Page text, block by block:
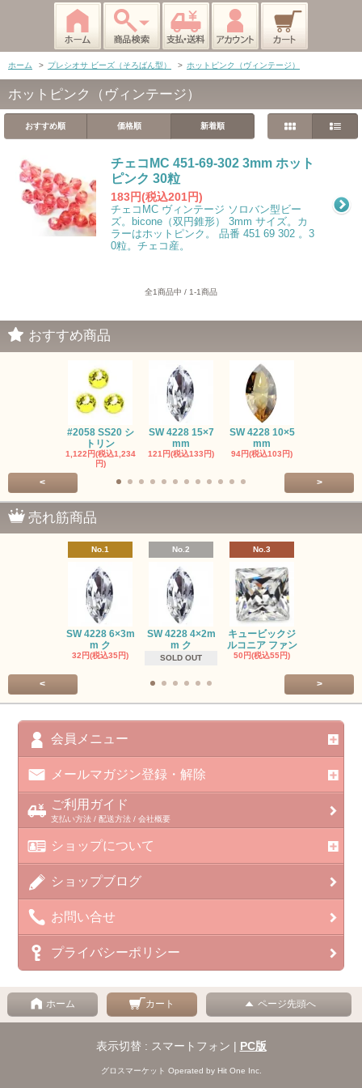
ホーム > プレシオサ ビーズ（そろばん型） > ホットピンク（ヴィンテージ）
ホットピンク（ヴィンテージ）
おすすめ順 価格順 新着順
チェコMC 451-69-302 3mm ホット
ピンク 30粒
183円(税込201円)
チェコMC ヴィンテージ ソロバン型ビー
ズ。bicone（双円錐形） 3mm サイズ。カ
ラーはホットピンク。 品番 451 69 302 。3
0粒。チェコ産。
全1商品中 / 1-1商品
おすすめ商品
#2058 SS20 シ
トリン
1,122円(税込1,234
円)
SW 4228 15×7
mm
121円(税込133円)
SW 4228 10×5
mm
94円(税込103円)
< >
売れ筋商品
No.1
SW 4228 6×3m
m ク
32円(税込35円)
No.2
SW 4228 4×2m
m ク
SOLD OUT
No.3
キュービックジ
ルコニア ファン
50円(税込55円)
< >
会員メニュー
メールマガジン登録・解除
ご利用ガイド
支払い方法 / 配送方法 / 会社概要
ショップについて
ショップブログ
お問い合せ
プライバシーポリシー
ホーム カート ページ先頭へ
表示切替 : スマートフォン | PC版
グロスマーケット Operated by Hit One Inc.